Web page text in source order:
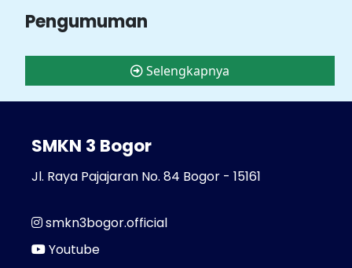
Pengumuman
Selengkapnya
SMKN 3 Bogor
Jl. Raya Pajajaran No. 84 Bogor - 15161
smkn3bogor.official
Youtube